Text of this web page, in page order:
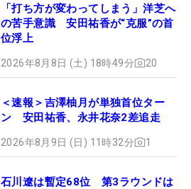
「打ち方が変わってしまう」洋芝へ
の苦手意識 安田祐香が“克服”の首
位浮上
2026年8月8日 (土) 18時49分 20
＜速報＞吉澤柚月が単独首位ター
ン 安田祐香、永井花奈2差追走
2026年8月9日 (日) 11時32分 1
石川遼は暫定68位 第3ラウンドは